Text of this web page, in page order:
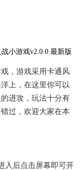
，游戏采用卡通风
上，在这里你可以
进攻，玩法十分有
过，欢迎大家在本
入后点击屏幕即可开